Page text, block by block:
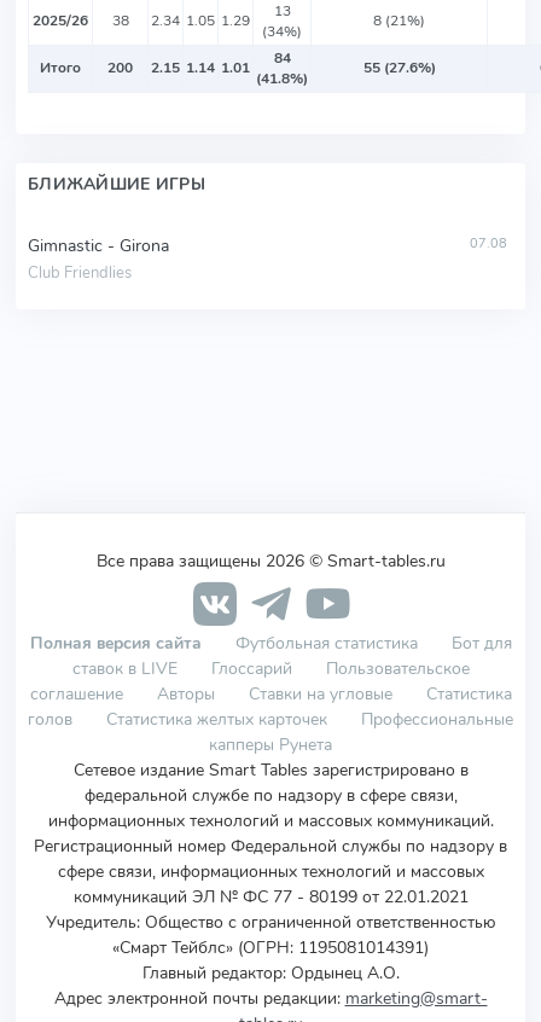
2025/26
38 2.34 1.05 1.29
13
(34%)
8 (21%)
Итого 200 2.15 1.14 1.01
84
(41.8%)
55 (27.6%)
БЛИЖАЙШИЕ ИГРЫ
Gimnastic - Girona
Club Friendlies
07.08
Все права защищены 2026 © Smart-tables.ru
Полная версия сайта Футбольная статистика
Бот для
ставок в LIVE
Глоссарий
Пользовательское
соглашение
Авторы Ставки на угловые
Статистика
голов
Статистика желтых карточек
Профессиональные
капперы Рунета
Сетевое издание Smart Tables зарегистрировано в
федеральной службе по надзору в сфере связи,
информационных технологий и массовых коммуникаций.
Регистрационный номер Федеральной службы по надзору в
сфере связи, информационных технологий и массовых
коммуникаций ЭЛ № ФС 77 - 80199 от 22.01.2021
Учредитель: Общество с ограниченной ответственностью
«Смарт Тейблс» (ОГРН: 1195081014391)
Главный редактор: Ордынец А.О.
Адрес электронной почты редакции: marketing@smart-